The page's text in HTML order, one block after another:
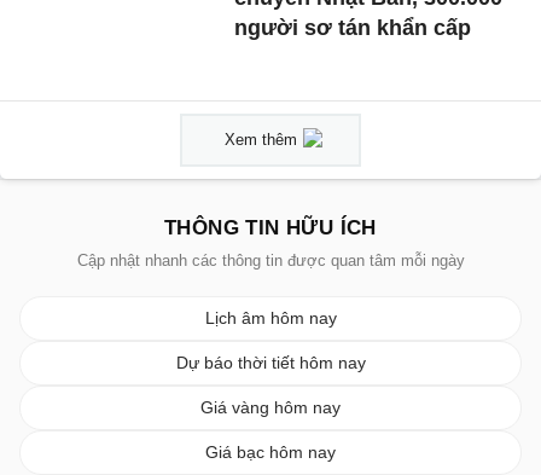
người sơ tán khẩn cấp
Xem thêm
THÔNG TIN HỮU ÍCH
Cập nhật nhanh các thông tin được quan tâm mỗi ngày
Lịch âm hôm nay
Dự báo thời tiết hôm nay
Giá vàng hôm nay
Giá bạc hôm nay